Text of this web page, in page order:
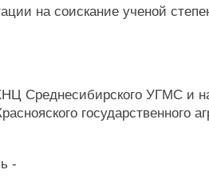
на соискание ученой
Среднесибирского УГМС и
государственного
-